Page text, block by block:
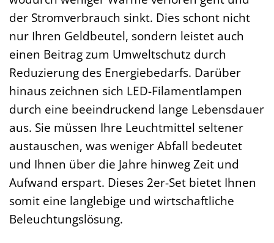
der Stromverbrauch sinkt. Dies schont nicht
nur Ihren Geldbeutel, sondern leistet auch
einen Beitrag zum Umweltschutz durch
Reduzierung des Energiebedarfs. Darüber
hinaus zeichnen sich LED-Filamentlampen
durch eine beeindruckend lange Lebensdauer
aus. Sie müssen Ihre Leuchtmittel seltener
austauschen, was weniger Abfall bedeutet
und Ihnen über die Jahre hinweg Zeit und
Aufwand erspart. Dieses 2er-Set bietet Ihnen
somit eine langlebige und wirtschaftliche
Beleuchtungslösung.